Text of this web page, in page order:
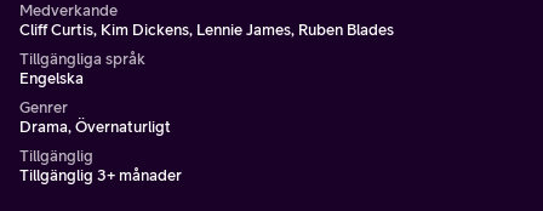
Medverkande
Cliff Curtis, Kim Dickens, Lennie James, Ruben Blades
Tillgängliga språk
Engelska
Genrer
Drama, Övernaturligt
Tillgänglig
Tillgänglig 3+ månader